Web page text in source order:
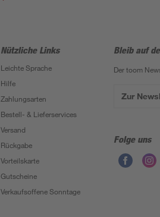
Nützliche Links
Leichte Sprache
Hilfe
Zahlungsarten
Bestell- & Lieferservices
Versand
Rückgabe
Vorteilskarte
Gutscheine
Verkaufsoffene Sonntage
Bleib auf
Der toom
Zur
Folge uns